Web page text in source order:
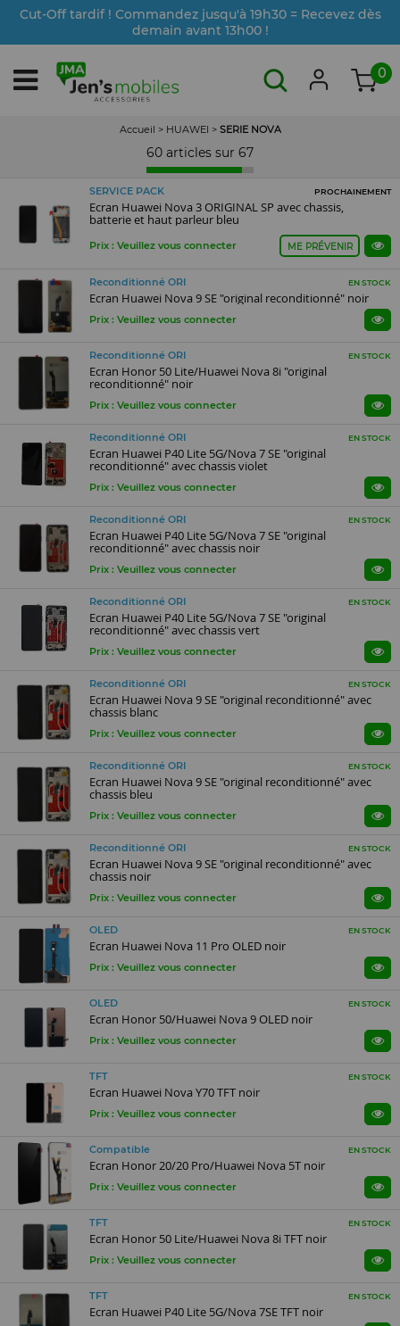
Cut-Off tardif ! Commandez jusqu'à 19h30 = Recevez dès
demain avant 13h00 !
0
Accueil > HUAWEI > SERIE NOVA
60 articles sur 67
SERVICE PACK PROCHAINEMENT
Ecran Huawei Nova 3 ORIGINAL SP avec chassis,
batterie et haut parleur bleu
Prix : Veuillez vous connecter ME PRÉVENIR
Reconditionné ORI EN STOCK
Ecran Huawei Nova 9 SE "original reconditionné" noir
Prix : Veuillez vous connecter
Reconditionné ORI EN STOCK
Ecran Honor 50 Lite/Huawei Nova 8i "original
reconditionné" noir
Prix : Veuillez vous connecter
Reconditionné ORI EN STOCK
Ecran Huawei P40 Lite 5G/Nova 7 SE "original
reconditionné" avec chassis violet
Prix : Veuillez vous connecter
Reconditionné ORI EN STOCK
Ecran Huawei P40 Lite 5G/Nova 7 SE "original
reconditionné" avec chassis noir
Prix : Veuillez vous connecter
Reconditionné ORI EN STOCK
Ecran Huawei P40 Lite 5G/Nova 7 SE "original
reconditionné" avec chassis vert
Prix : Veuillez vous connecter
Reconditionné ORI EN STOCK
Ecran Huawei Nova 9 SE "original reconditionné" avec
chassis blanc
Prix : Veuillez vous connecter
Reconditionné ORI EN STOCK
Ecran Huawei Nova 9 SE "original reconditionné" avec
chassis bleu
Prix : Veuillez vous connecter
Reconditionné ORI EN STOCK
Ecran Huawei Nova 9 SE "original reconditionné" avec
chassis noir
Prix : Veuillez vous connecter
OLED EN STOCK
Ecran Huawei Nova 11 Pro OLED noir
Prix : Veuillez vous connecter
OLED EN STOCK
Ecran Honor 50/Huawei Nova 9 OLED noir
Prix : Veuillez vous connecter
TFT EN STOCK
Ecran Huawei Nova Y70 TFT noir
Prix : Veuillez vous connecter
Compatible EN STOCK
Ecran Honor 20/20 Pro/Huawei Nova 5T noir
Prix : Veuillez vous connecter
TFT EN STOCK
Ecran Honor 50 Lite/Huawei Nova 8i TFT noir
Prix : Veuillez vous connecter
TFT EN STOCK
Ecran Huawei P40 Lite 5G/Nova 7SE TFT noir